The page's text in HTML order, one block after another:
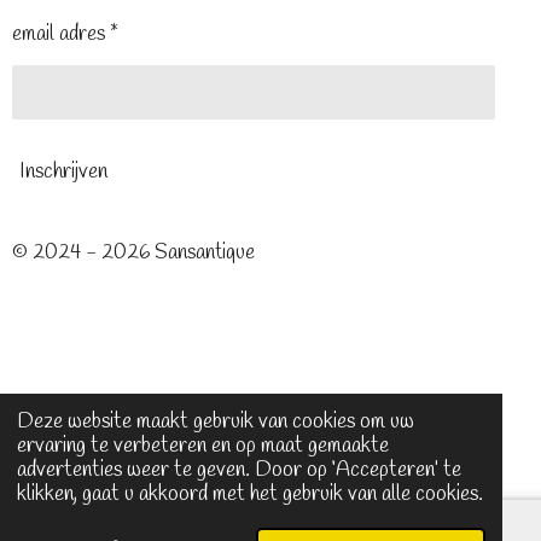
Deze website maakt gebruik van cookies om uw
ervaring te verbeteren en op maat gemaakte
advertenties weer te geven. Door op ‘Accepteren’ te
klikken, gaat u akkoord met het gebruik van alle cookies.
email adres *
Inschrijven
© 2024 - 2026 Sansantique